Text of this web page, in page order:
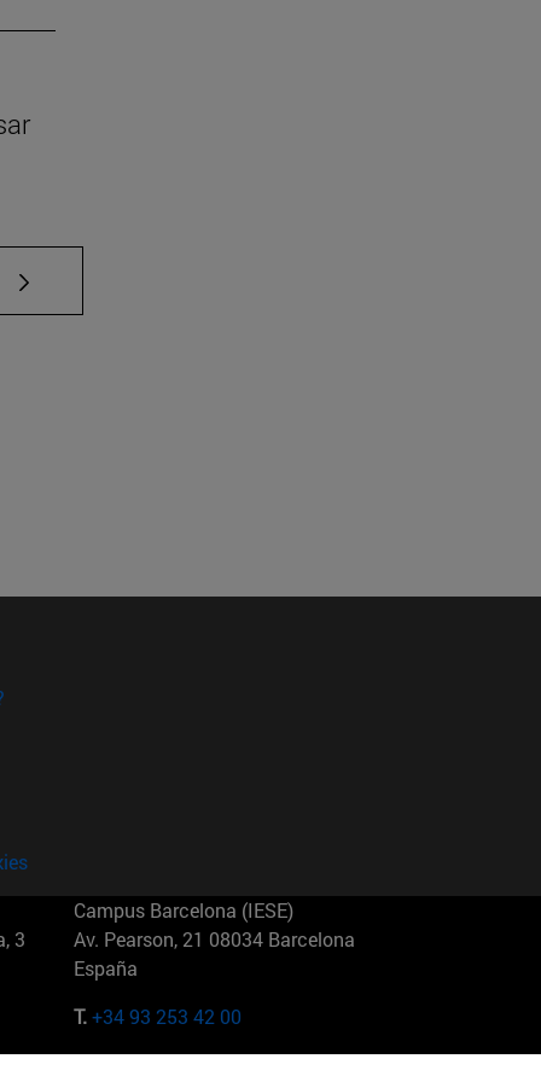
TAB para desplazarse.
3
Campus Barcelona (IESE)
Av. Pearson, 21 08034 Barcelona
España
T.+34 93 253 42 00